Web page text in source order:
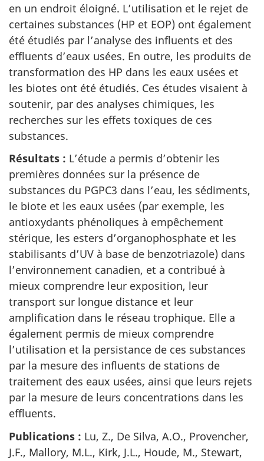
en un endroit éloigné. L’utilisation et le rejet de
certaines substances (HP et EOP) ont également
été étudiés par l’analyse des influents et des
effluents d’eaux usées. En outre, les produits de
transformation des HP dans les eaux usées et
les biotes ont été étudiés. Ces études visaient à
soutenir, par des analyses chimiques, les
recherches sur les effets toxiques de ces
substances.
Résultats : L’étude a permis d’obtenir les
premières données sur la présence de
substances du PGPC3 dans l’eau, les sédiments,
le biote et les eaux usées (par exemple, les
antioxydants phénoliques à empêchement
stérique, les esters d’organophosphate et les
stabilisants d’UV à base de benzotriazole) dans
l’environnement canadien, et a contribué à
mieux comprendre leur exposition, leur
transport sur longue distance et leur
amplification dans le réseau trophique. Elle a
également permis de mieux comprendre
l’utilisation et la persistance de ces substances
par la mesure des influents de stations de
traitement des eaux usées, ainsi que leurs rejets
par la mesure de leurs concentrations dans les
effluents.
Publications : Lu, Z., De Silva, A.O., Provencher,
J.F., Mallory, M.L., Kirk, J.L., Houde, M., Stewart,